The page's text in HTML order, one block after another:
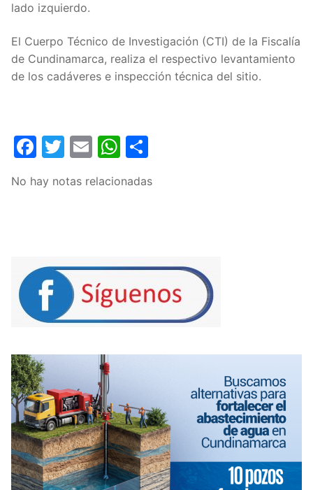
lado izquierdo.
El Cuerpo Técnico de Investigación (CTI) de la Fiscalía
de Cundinamarca, realiza el respectivo levantamiento
de los cadáveres e inspección técnica del sitio.
Facebook
Twitter
EmailWhatsApp
No hay notas relacionadas